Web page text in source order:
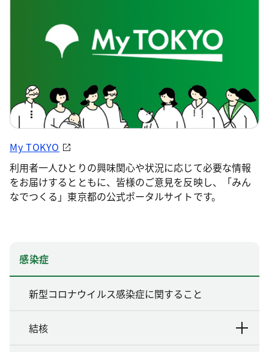
My TOKYO
利用者一人ひとりの興味関心や状況に応じて必要な情報
をお届けするとともに、皆様のご意見を反映し、「みん
なでつくる」東京都の公式ポータルサイトです。
感染症
新型コロナウイルス感染症に関すること
結核